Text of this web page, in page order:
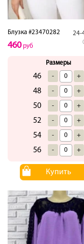
Блузка #23470282 24-
460руб
Размеры
46 - +
48 - +
50 - +
52 - +
54 - +
56 - +
Купить